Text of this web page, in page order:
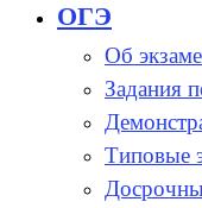
ОГЭ
Об
Задания
Типовые